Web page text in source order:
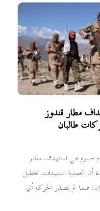
مطار قندوز
طالبان
صاروخي استهدف مطار
أن العملية استهدفت تعطيل
فيما لم تصدر الحركة أي